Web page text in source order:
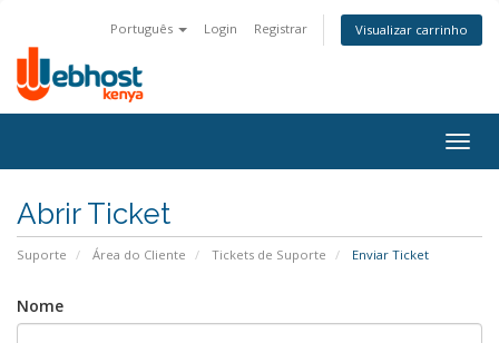
Português Login Registrar Visualizar carrinho
Abrir Ticket
Suporte Área do Cliente Tickets de Suporte Enviar Ticket
Nome